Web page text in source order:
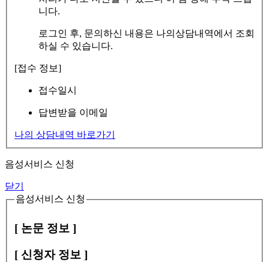
니다.
로그인 후, 문의하신 내용은 나의상담내역에서 조회
하실 수 있습니다.
[접수 정보]
접수일시
답변받을 이메일
나의 상담내역 바로가기
음성서비스 신청
닫기
음성서비스 신청
[ 논문 정보 ]
[ 신청자 정보 ]